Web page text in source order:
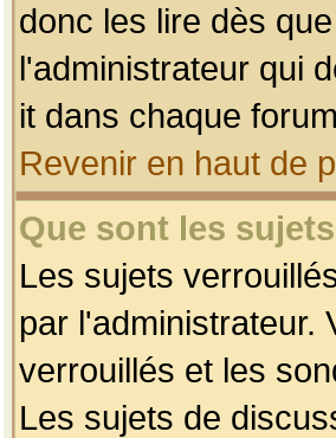
donc les lire dès
l'administrateur qui
it dans chaque
Revenir en haut de
Que sont les
Les sujets
par l'administrateur.
verrouillés et les
Les sujets de